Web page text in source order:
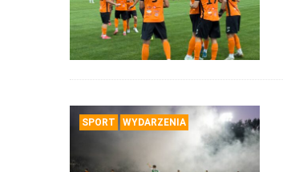
SPORT WYDARZENIA